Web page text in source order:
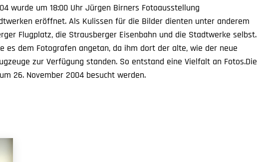
wurde um 18:00 Uhr Jürgen Birners Fotoausstellung
eröffnet. Als Kulissen für die Bilder dienten unter anderem
Flugplatz, die Strausberger Eisenbahn und die Stadtwerke selbst.
es dem Fotografen angetan, da ihm dort der alte, wie der neue
zur Verfügung standen. So entstand eine Vielfalt an Fotos.Die
26. November 2004 besucht werden.